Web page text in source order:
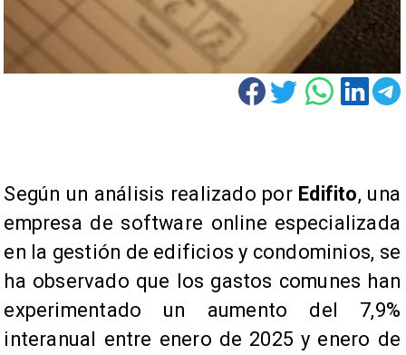
Según un análisis realizado por Edifito, una
empresa de software online especializada
en la gestión de edificios y condominios, se
ha observado que los gastos comunes han
experimentado un aumento del 7,9%
interanual entre enero de 2025 y enero de